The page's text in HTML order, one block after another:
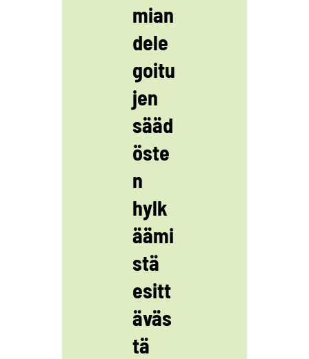
mian
dele
goitu
jen
sääd
öste
n
hylk
äämi
stä
esitt
äväs
tä